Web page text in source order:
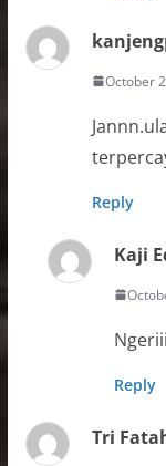
October
Reply
Kaji
Reply
Tri